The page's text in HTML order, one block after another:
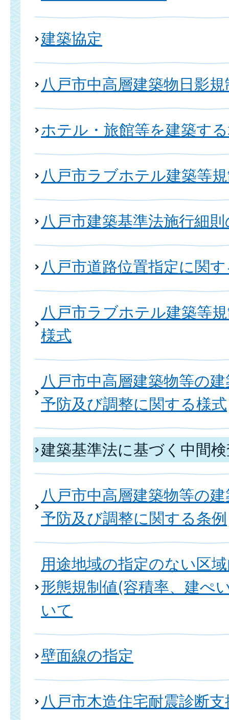
建築協定
八戸市中高層建築物日影
ホテル・旅館等を建築す
八戸市ラブホテル建築等
八戸市建築基準法施行細
八戸市道路位置指定に関
八戸市ラブホテル建築等
様式
八戸市中高層建築物等の
予防及び調整に関する様式
建築基準法に基づく中間
八戸市中高層建築物等の
予防及び調整に関する条例
用途地域の指定のない区
形態規制値(容積率、建ぺ
いて
壁面線の指定
八戸市木造住宅耐震診断